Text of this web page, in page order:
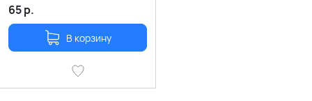
65р.
В корзину